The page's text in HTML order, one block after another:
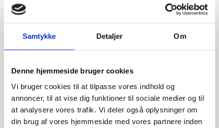
Samtykke Detaljer Om
Denne hjemmeside bruger cookies
Vi bruger cookies til at tilpasse vores indhold og
annoncer, til at vise dig funktioner til sociale medier og til
at analysere vores trafik. Vi deler også oplysninger om
din brug af vores hjemmeside med vores partnere inden
Quooker fusion round
Quooker Square
Quooker Round
Quooker nordic square
Quooker nordic round twintaps
Tilbehør og reservedele